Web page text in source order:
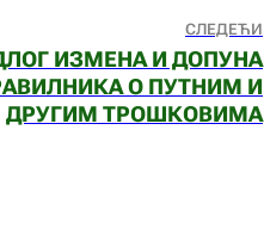
СЛЕДЕЋИ
ИЗМЕНА И ДОПУНА
О ПУТНИМ И
ДРУГИМ ТРОШКОВИМА